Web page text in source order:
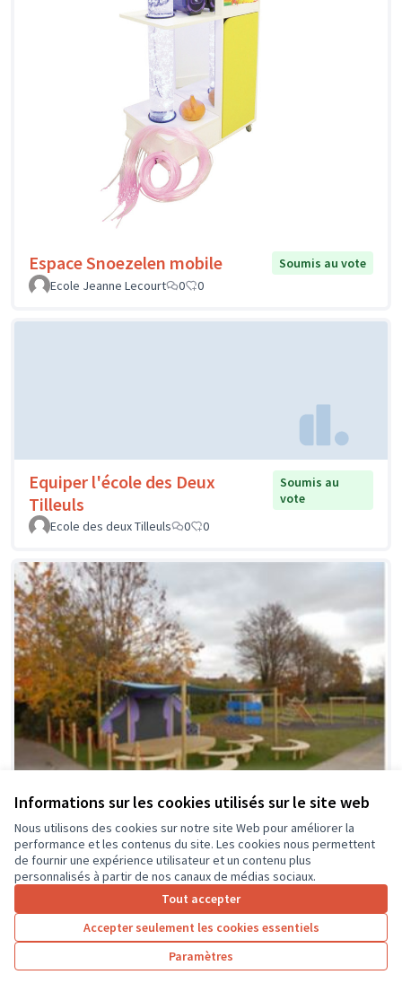
Informations sur les cookies utilisés sur le site web
Nous utilisons des cookies sur notre site Web pour améliorer la
performance et les contenus du site. Les cookies nous permettent
de fournir une expérience utilisateur et un contenu plus
personnalisés à partir de nos canaux de médias sociaux.
Tout accepter
Accepter seulement les cookies essentiels
Paramètres
Espace Snoezelen mobile
Soumis au vote
Ecole Jeanne Lecourt
0 0
Equiper l'école des Deux
Tilleuls
Soumis au
vote
Ecole des deux Tilleuls
0 0
La classe en dehors des murs
Soumis au vote
0 0